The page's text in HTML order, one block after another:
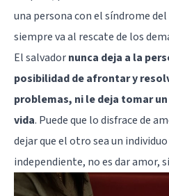
una persona con el síndrome
siempre va al rescate de los
El salvadornunca deja a la
posibilidad de afrontar y
problemas, ni le deja tomar
vida. Puede que lo disfrace de
dejar que el otro sea un
independiente, no es dar amor,